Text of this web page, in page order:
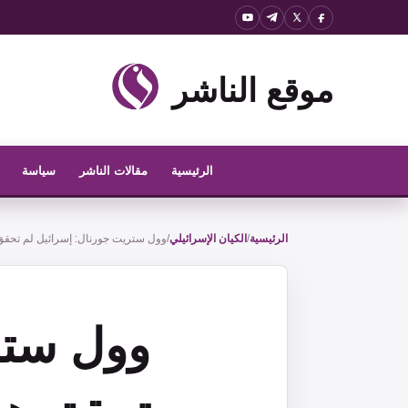
موقع الناشر
الرئيسية مقالات الناشر سياسة
الرئيسية/ الكيان الإسرائيلي/وول ستريت جورنال: إسرائيل لم
وول